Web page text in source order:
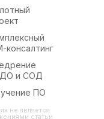
консалтинг
и СОД
ПО
не является
статьи